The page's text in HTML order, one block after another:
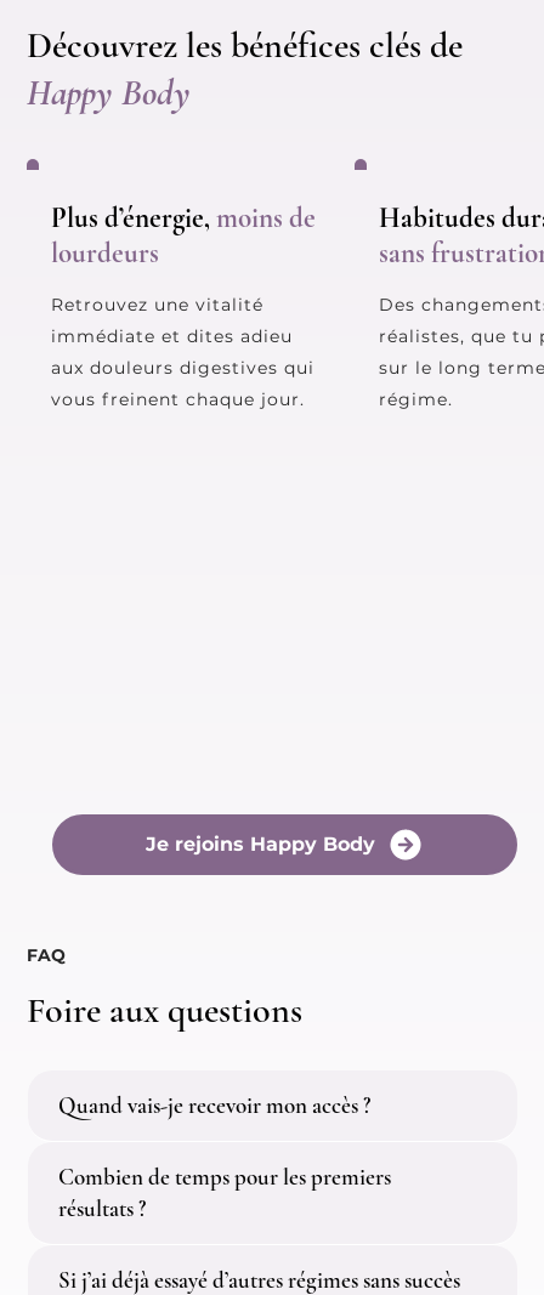
Découvrez les bénéfices clés de
Happy Body
Plus d’énergie, moins de
lourdeurs
Retrouvez une vitalité
immédiate et dites adieu
aux douleurs digestives qui
vous freinent chaque jour.
Habitudes
sans
Des
réalistes, que tu
sur le long
régime.​
Je rejoins Happy Body
FAQ
Foire aux questions
Quand vais-je recevoir mon accès ?
Combien de temps pour les premiers
résultats ?
Si j’ai déjà essayé d’autres régimes sans succès